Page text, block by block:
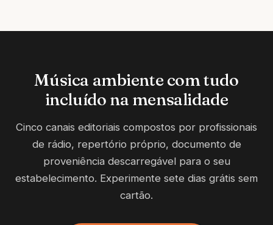
Música ambiente com tudo
incluído na mensalidade
Cinco canais editoriais compostos por profissionais
de rádio, repertório próprio, documento de
proveniência descarregável para o seu
estabelecimento. Experimente sete dias grátis sem
cartão.